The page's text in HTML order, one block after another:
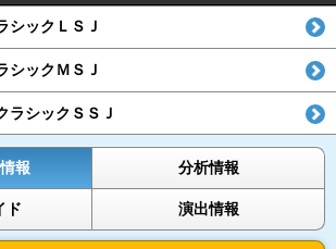
シックＬＳＪ
シックＭＳＪ
ラシックＳＳＪ
報 分析情報
ド 演出情報